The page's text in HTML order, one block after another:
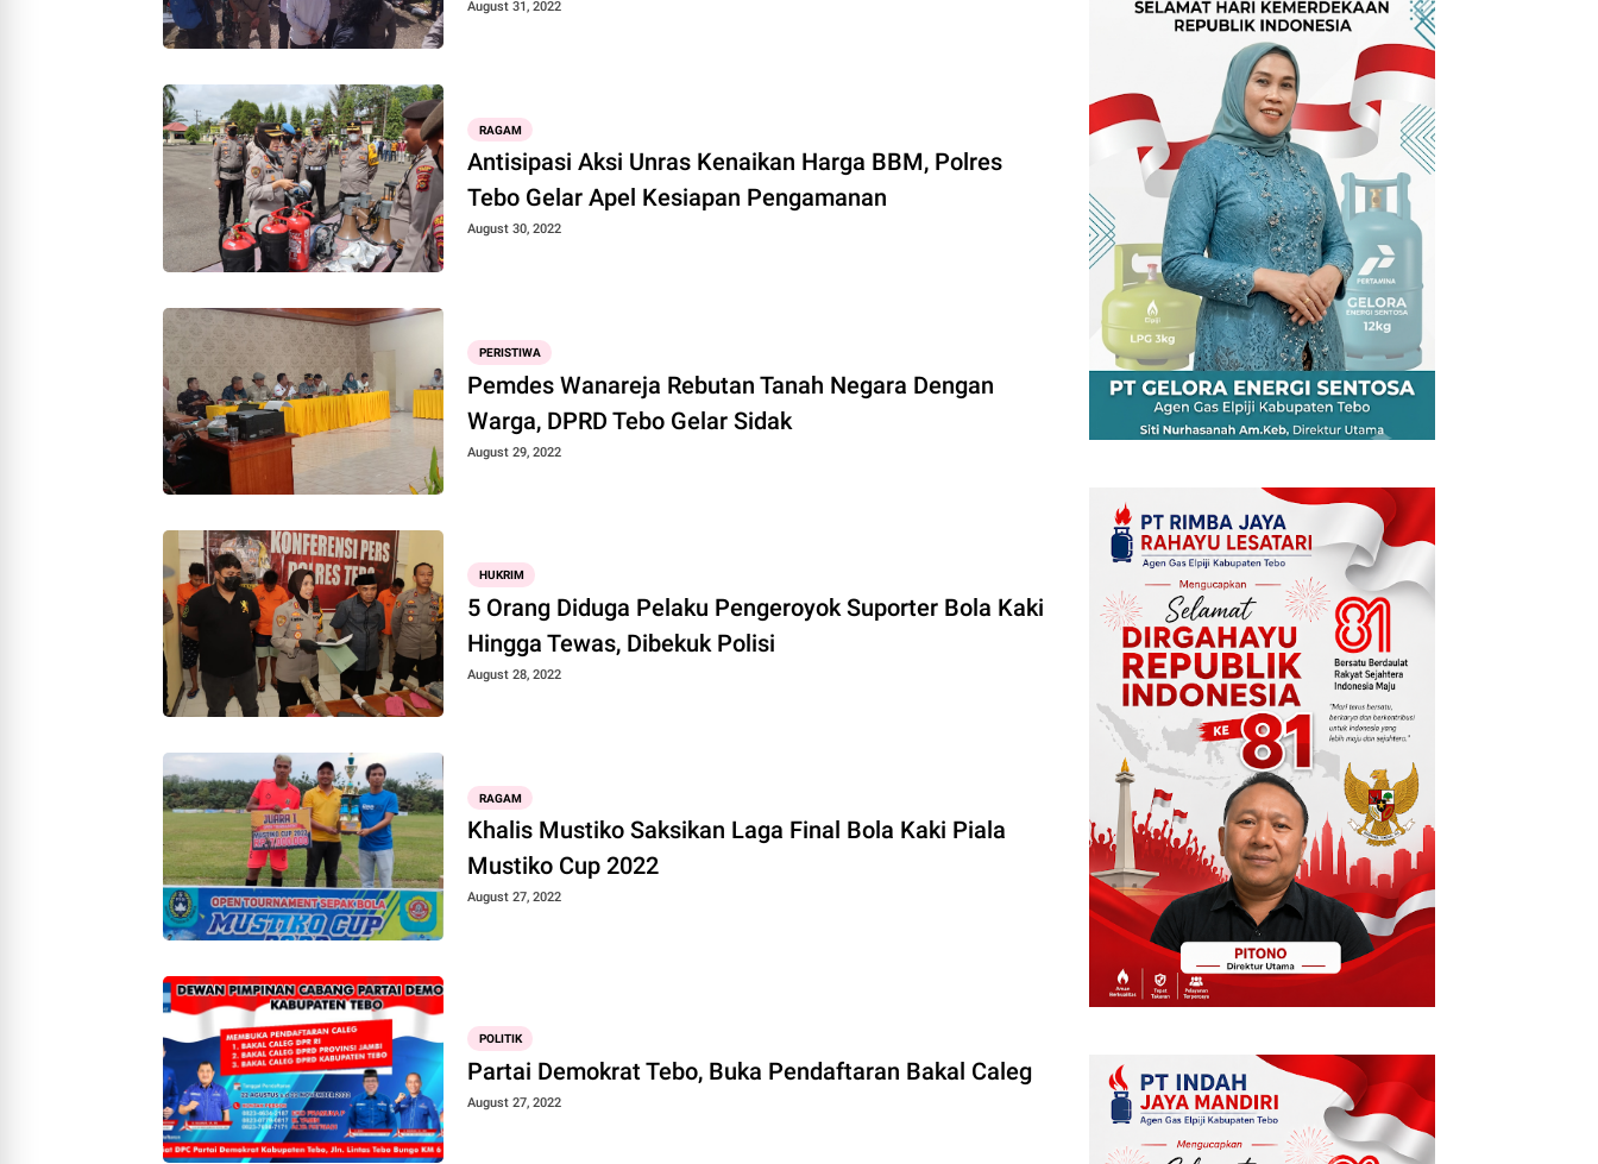
August 31, 2022
RAGAM
Antisipasi Aksi Unras Kenaikan Harga BBM, Polres
Tebo Gelar Apel Kesiapan Pengamanan
August 30, 2022
PERISTIWA
Pemdes Wanareja Rebutan Tanah Negara Dengan
Warga, DPRD Tebo Gelar Sidak
August 29, 2022
HUKRIM
5 Orang Diduga Pelaku Pengeroyok Suporter Bola Kaki
Hingga Tewas, Dibekuk Polisi
August 28, 2022
RAGAM
Khalis Mustiko Saksikan Laga Final Bola Kaki Piala
Mustiko Cup 2022
August 27, 2022
POLITIK
Partai Demokrat Tebo, Buka Pendaftaran Bakal Caleg
August 27, 2022